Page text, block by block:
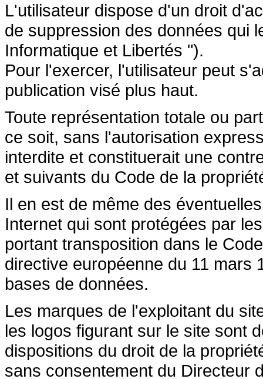
L'utilisateur dispose d'un droit
de suppression des données qui
Informatique et Libertés ").
Pour l'exercer, l'utilisateur peut
publication visé plus haut.
Toute représentation totale ou
ce soit, sans l'autorisation
interdite et constituerait une
et suivants du Code de la
Il en est de même des
Internet qui sont protégées par
portant transposition dans le
directive européenne du 11 mars
bases de données.
Les marques de l'exploitant du
les logos figurant sur le site sont
dispositions du droit de la
sans consentement du Directeur